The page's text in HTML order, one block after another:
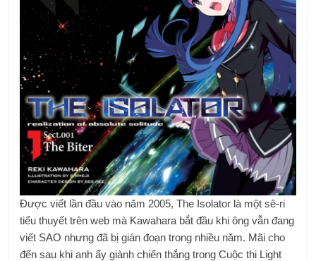
Được viết lần đầu vào năm 2005, The Isolator là một sê-ri
tiểu thuyết trên web mà Kawahara bắt đầu khi ông vẫn đang
viết SAO nhưng đã bị gián đoạn trong nhiều năm. Mãi cho
đến sau khi anh ấy giành chiến thắng trong Cuộc thi Light